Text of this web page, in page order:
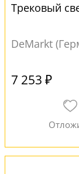
Трековый
DeMarkt
7 253 ₽